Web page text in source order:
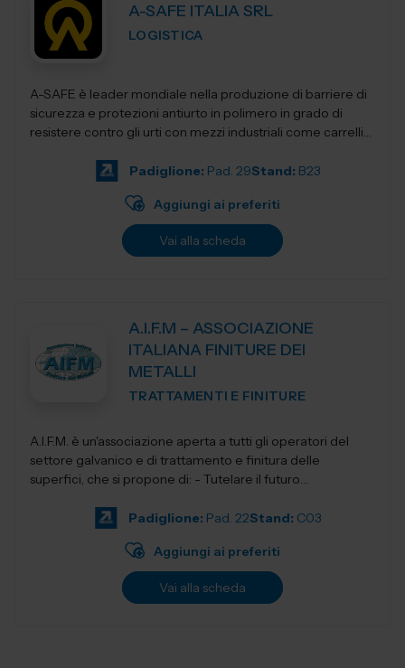
A-SAFE ITALIA SRL
LOGISTICA
A-SAFE è leader mondiale nella produzione di barriere di
sicurezza e protezioni antiurto in polimero in grado di
resistere contro gli urti con mezzi industriali come carrelli
Padiglione: Pad. 29Stand: B23
Aggiungi ai preferiti
Vai alla scheda
A.I.F.M – ASSOCIAZIONE
ITALIANA FINITURE DEI
METALLI
TRATTAMENTI E FINITURE
A.I.F.M. è un'associazione aperta a tutti gli operatori del
settore galvanico e di trattamento e finitura delle
superfici, che si propone di: - Tutelare il futuro
Padiglione: Pad. 22Stand: C03
Aggiungi ai preferiti
Vai alla scheda